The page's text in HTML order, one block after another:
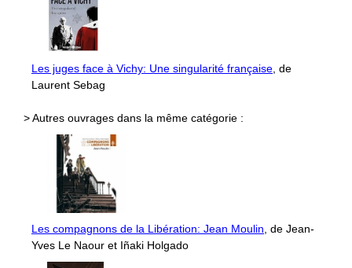
Les juges face à Vichy: Une singularité française , de
Laurent Sebag
> Autres ouvrages dans la même catégorie :
Les compagnons de la Libération: Jean Moulin , de Jean-
Yves Le Naour et Iñaki Holgado